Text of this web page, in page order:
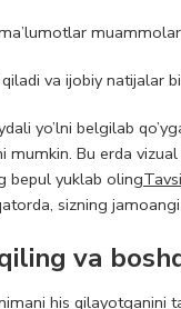
va ijobiy natijalar
yo’lni belgilab
Bu erda
bepul yuklab oling
sizning
va
his qilayotganini